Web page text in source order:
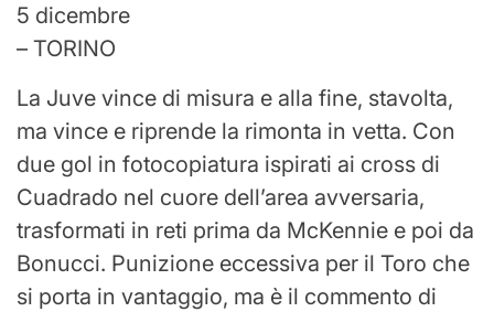
5 dicembre
– TORINO
La Juve vince di misura e alla fine, stavolta,
ma vince e riprende la rimonta in vetta. Con
due gol in fotocopiatura ispirati ai cross di
Cuadrado nel cuore dell’area avversaria,
trasformati in reti prima da McKennie e poi da
Bonucci. Punizione eccessiva per il Toro che
si porta in vantaggio, ma è il commento di